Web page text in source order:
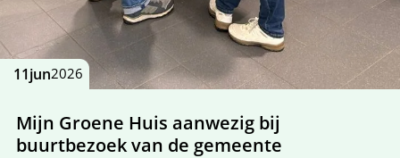
11jun2026
Mijn Groene Huis aanwezig bij
buurtbezoek van de gemeente